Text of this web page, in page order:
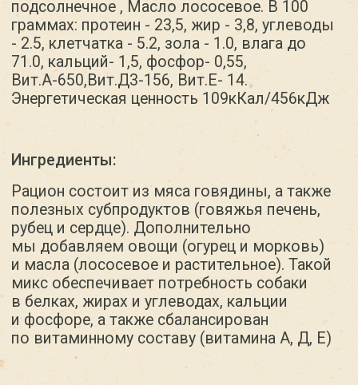
Белки, жиры и
углеводы:
Балансируются в соответствии
с последними ветеринарными
рекомендациями для поддержания
Пищевая ценность:
Обогащен витаминами и минералами,
необходимыми для поддержания иммунной
системы и здоровья кожи и шерсти.
В 100 граммах продукта содержится:
протеин — 23,5, жир — 3,8, углеводы — 2.2,
клетчатка — 0.3, зола — 1.0, влага до 71.0,
кальций- 1,5, фосфор- 0,55, Вит. А-650, Вит.
Д3−156, Вит. Е- 14.
Упаковка и хранение: